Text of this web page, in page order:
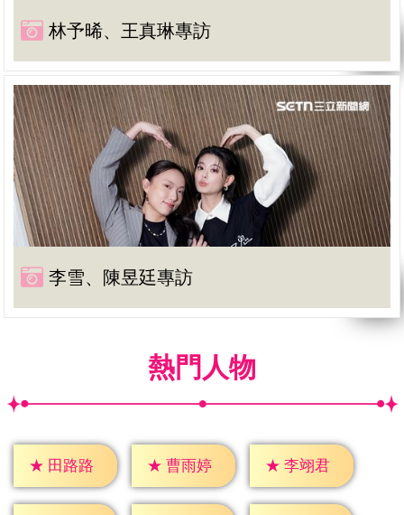
林予晞、王真琳專訪
李雪、陳昱廷專訪
熱門人物
★ 田路路 ★ 曹雨婷 ★ 李翊君